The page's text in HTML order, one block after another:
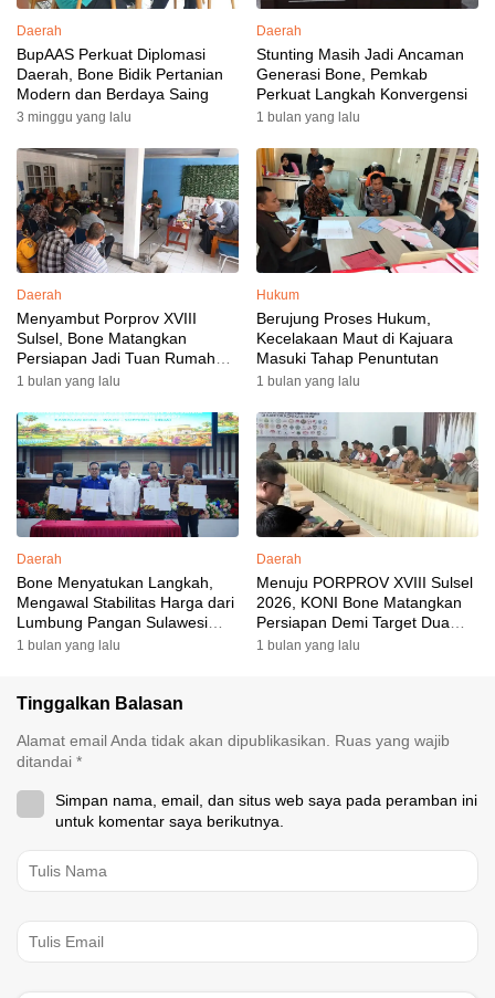
Daerah
BupAAS Perkuat Diplomasi
Daerah, Bone Bidik Pertanian
Modern dan Berdaya Saing
3 minggu yang lalu
Daerah
Stunting Masih Jadi Ancaman
Generasi Bone, Pemkab
Perkuat Langkah Konvergensi
1 bulan yang lalu
Daerah
Menyambut Porprov XVIII
Sulsel, Bone Matangkan
Persiapan Jadi Tuan Rumah
yang Berkesan: Wakil Bupati
Targetkan Venue dan
Akomodasi Rampung
1 bulan yang lalu
Hukum
Berujung Proses Hukum,
Kecelakaan Maut di Kajuara
Masuki Tahap Penuntutan
1 bulan yang lalu
Daerah
Bone Menyatukan Langkah,
Mengawal Stabilitas Harga dari
Lumbung Pangan Sulawesi
Selatan
1 bulan yang lalu
Daerah
Menuju PORPROV XVIII Sulsel
2026, KONI Bone Matangkan
Persiapan Demi Target Dua
Besar
1 bulan yang lalu
Tinggalkan Balasan
Alamat email Anda tidak akan dipublikasikan. Ruas yang wajib
ditandai *
Simpan nama, email, dan situs web saya pada peramban ini
untuk komentar saya berikutnya.